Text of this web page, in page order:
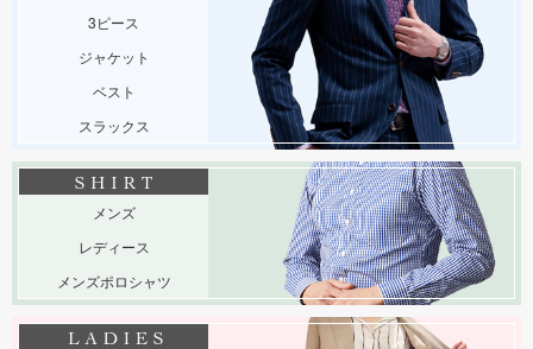
3ピース
ジャケット
ベスト
スラックス
メンズ
レディース
メンズポロシャツ